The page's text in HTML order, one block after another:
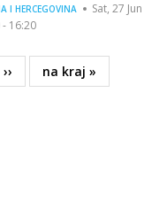
I HERCEGOVINA
Sat, 27 Jun
16:20
Last
page
na kraj »